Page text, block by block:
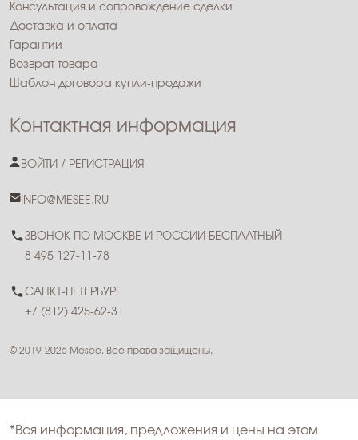
Консультация и сопровождение сделки
Доставка и оплата
Гарантии
Возврат товара
Шаблон договора купли-продажи
Контактная информация
ВОЙТИ / РЕГИСТРАЦИЯ
INFO@MESEE.RU
ЗВОНОК ПО МОСКВЕ И РОССИИ БЕСПЛАТНЫЙ
8 495 127-11-78
САНКТ-ПЕТЕРБУРГ
+7 (812) 425-62-31
© 2019-2026 Mesee. Все права защищены.
*Вся информация, предложения и цены на этом